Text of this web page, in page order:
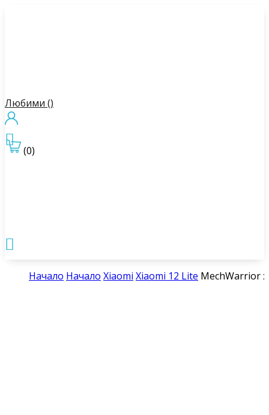
Любими ()
(0)


Начало Начало Xiaomi Xiaomi 12 Lite MechWarrior